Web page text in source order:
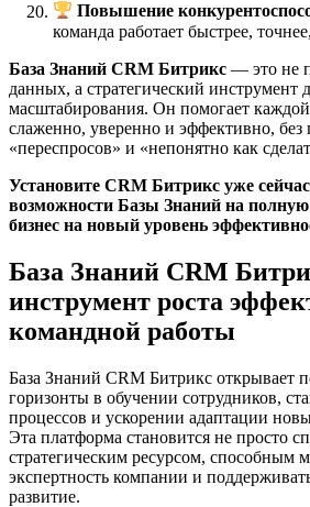
Повышение
команда работает быстрее,
База Знаний CRM Битрикс — это не
данных, а стратегический инструмент
масштабирования. Он помогает каждой
слаженно, уверенно и эффективно, без
«переспросов» и «непонятно как
Установите CRM Битрикс уже
возможности Базы Знаний на
бизнес на новый уровень
База Знаний CRM
инструмент роста
командной работы
База Знаний CRM Битрикс открывает
горизонты в обучении сотрудников,
процессов и ускорении адаптации
Эта платформа становится не просто
стратегическим ресурсом, способным
экспертность компании и
развитие.